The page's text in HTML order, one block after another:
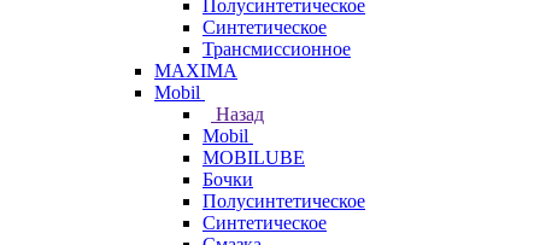
Полусинтетическое
Синтетическое
Трансмиссионное
MAXIMA
Mobil
Назад
Mobil
MOBILUBE
Бочки
Полусинтетическое
Синтетическое